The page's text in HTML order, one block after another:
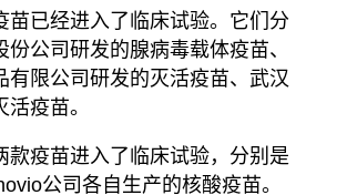
苗已经进入了临床试验。它们分
公司研发的腺病毒载体疫苗、
有限公司研发的灭活疫苗、武汉
疫苗。
款疫苗进入了临床试验，分别是
公司各自生产的核酸疫苗。